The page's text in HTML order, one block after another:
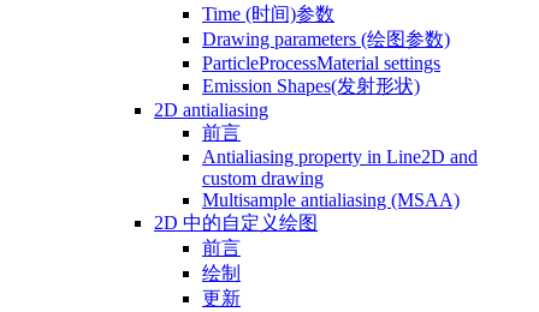
Time (时间)参数
Drawing parameters (绘图参数)
ParticleProcessMaterial settings
Emission Shapes(发射形状)
2D antialiasing
前言
Antialiasing property in Line2D and
custom drawing
Multisample antialiasing (MSAA)
2D 中的自定义绘图
前言
绘制
更新